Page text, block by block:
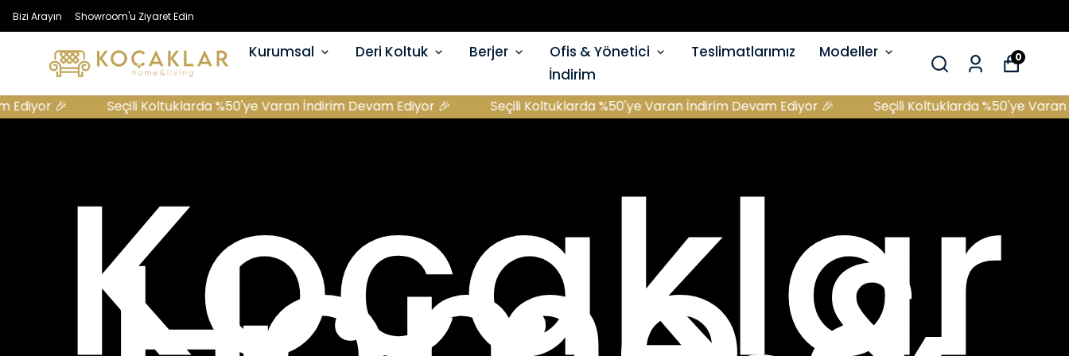
Bizi Arayın Showroom'u Ziyaret Edin
Kurumsal Deri Koltuk Berjer Ofis & Yönetici Teslimatlarımız
Modeller
İndirim
0
Koltuklarda %50'ye Varan İndirim Devam Ediyor 🎉 Seçili Koltuklarda %50'ye Varan İndirim Devam Ediyor 🎉 Seçili Koltuklarda %50'ye Varan İndirim Devam
Koçaklar